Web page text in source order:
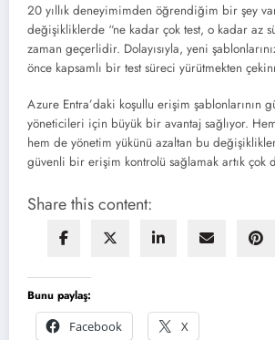
20 yıllık deneyimimden öğrendiğim bir şey
değişikliklerde “ne kadar çok test, o kadar az
zaman geçerlidir. Dolayısıyla, yeni
önce kapsamlı bir test süreci yürütmekten
Azure Entra’daki koşullu erişim şablonlarının
yöneticileri için büyük bir avantaj sağlıyor.
hem de yönetim yükünü azaltan bu
güvenli bir erişim kontrolü sağlamak artık çok
Share this content:
Bunu paylaş:
Facebook
X